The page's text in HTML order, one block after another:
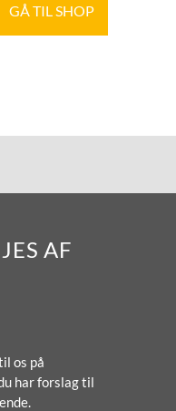
GÅ TIL SHOP
AF
os på
har forslag til